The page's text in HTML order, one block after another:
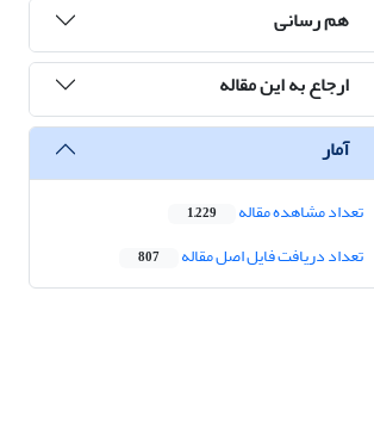
هم رسانی
ارجاع به این مقاله
آمار
تعداد مشاهده مقاله 1,229
تعداد دریافت فایل اصل مقاله 807